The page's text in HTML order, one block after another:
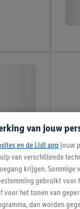
van jouw
en de Lidl app jouw
van verschillende
krijgen.
gebruikt
voor het tonen van
dan worden